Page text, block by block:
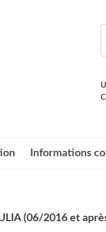
Informations
(06/2016 et